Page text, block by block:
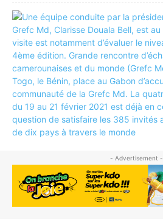
- Advertisement -